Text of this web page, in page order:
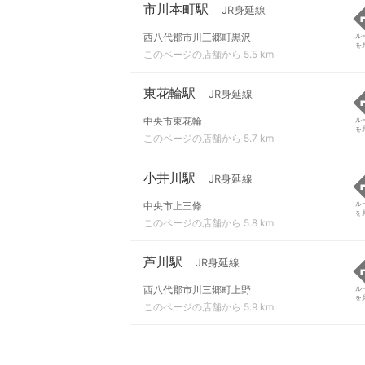
市川本町駅 JR身延線
西八代郡市川三郷町黒沢
このページの店舗から 5.5 km
ル
を
東花輪駅 JR身延線
中央市東花輪
このページの店舗から 5.7 km
ル
を
小井川駅 JR身延線
中央市上三條
このページの店舗から 5.8 km
ル
を
芦川駅 JR身延線
西八代郡市川三郷町上野
このページの店舗から 5.9 km
ル
を